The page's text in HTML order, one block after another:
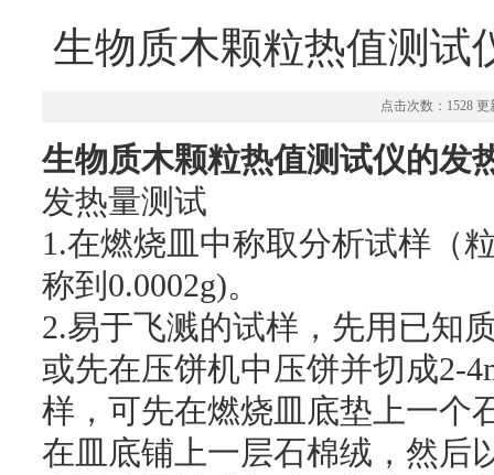
生物质木颗粒热值测试
点击次数：1528 更
生物质木颗粒热值测试仪的发
发热量测试
1.在燃烧皿中称取分析试样（
称到0.0002g)。
2.易于飞溅的试样，先用已知
或先在压饼机中压饼并切成2-
样，可先在燃烧皿底垫上一个
在皿底铺上一层石棉绒，然后